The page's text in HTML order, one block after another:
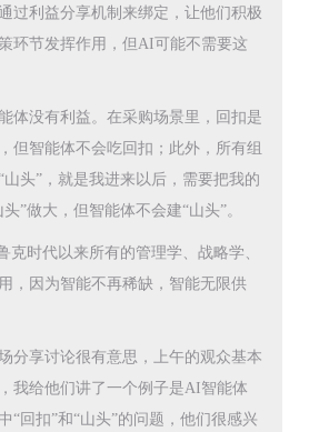
过利益分享机制来绑定，让他们积极
环节发挥作用，但AI可能不需要这
体没有利益。在采购场景里，回扣是
但智能体不会吃回扣；此外，所有组
头”，就是我进来以后，需要把我的
”做大，但智能体不会建“山头”。
克时代以来所有的管理学、战略学、
，因为智能不再稀缺，智能无限供
分享讨论很有意思，上午的观众基本
我给他们讲了一个例子是AI智能体
“回扣”和“山头”的问题，他们很感兴